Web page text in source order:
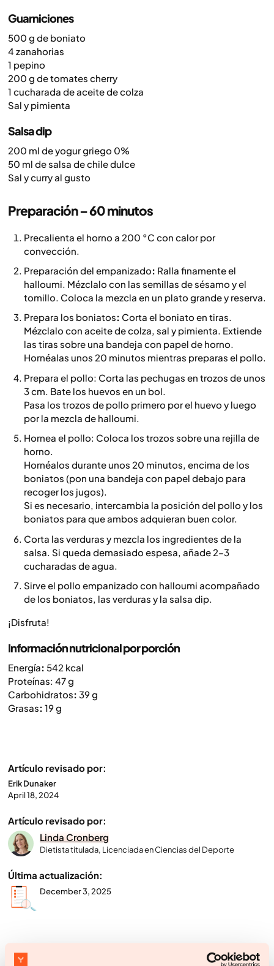
Guarniciones
500 g de boniato
4 zanahorias
1 pepino
200 g de tomates cherry
1 cucharada de aceite de colza
Sal y pimienta
Salsa dip
200 ml de yogur griego 0%
50 ml de salsa de chile dulce
Sal y curry al gusto
Preparación – 60 minutos
Precalienta el horno a 200 °C con calor por
convección.
Preparación del empanizado: Ralla finamente el
halloumi. Mézclalo con las semillas de sésamo y el
tomillo. Coloca la mezcla en un plato grande y reserva.
Prepara los boniatos: Corta el boniato en tiras.
Mézclalo con aceite de colza, sal y pimienta. Extiende
las tiras sobre una bandeja con papel de horno.
Hornéalas unos 20 minutos mientras preparas el pollo.
Prepara el pollo: Corta las pechugas en trozos de unos
3 cm. Bate los huevos en un bol.
Pasa los trozos de pollo primero por el huevo y luego
por la mezcla de halloumi.
Hornea el pollo: Coloca los trozos sobre una rejilla de
horno.
Hornéalos durante unos 20 minutos, encima de los
boniatos (pon una bandeja con papel debajo para
recoger los jugos).
Si es necesario, intercambia la posición del pollo y los
boniatos para que ambos adquieran buen color.
Corta las verduras y mezcla los ingredientes de la
salsa. Si queda demasiado espesa, añade 2–3
cucharadas de agua.
Sirve el pollo empanizado con halloumi acompañado
de los boniatos, las verduras y la salsa dip.
¡Disfruta!
Información nutricional por porción
Energía: 542 kcal
Proteínas: 47 g
Carbohidratos: 39 g
Grasas: 19 g
Artículo revisado por:
Erik Dunaker
April 18, 2024
Artículo revisado por:
Linda Cronberg
Dietista titulada, Licenciada en Ciencias del Deporte
Última actualización:
December 3, 2025
Comience su viaje de pérdida de